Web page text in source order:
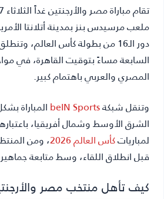
ملعب مرسيدس بنز بمدينة أتلانتا
دور الـ16 من بطولة كأس العالم،
السابعة مساءً بتوقيت القاهرة، في
المصري والعربي باهتمام كبير.
وتنقل شبكةbeIN Sportsالمباراة
الشرق الأوسط وشمال أفريقيا،
لمبارياتكأس العالم 2026
، ومن
قبل انطلاق اللقاء، وسط متابعة
كيف تأهل منتخب مصر والأرجنتين